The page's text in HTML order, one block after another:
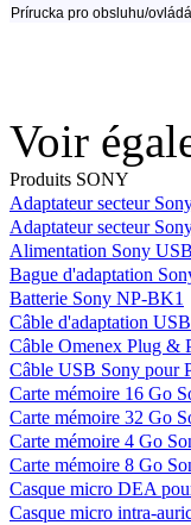
Prírucka pro obsluhu/
Voir
Produits SONY
Adaptateur secteur
Adaptateur secteur
Alimentation Sony
Bague d'adaptation
Batterie Sony NP-BK1
Câble d'adaptation
Câble Omenex Plug &
Câble USB Sony pour
Carte mémoire 16 Go
Carte mémoire 32 Go
Carte mémoire 4 Go
Carte mémoire 8 Go
Casque micro DEA
Casque micro intra-